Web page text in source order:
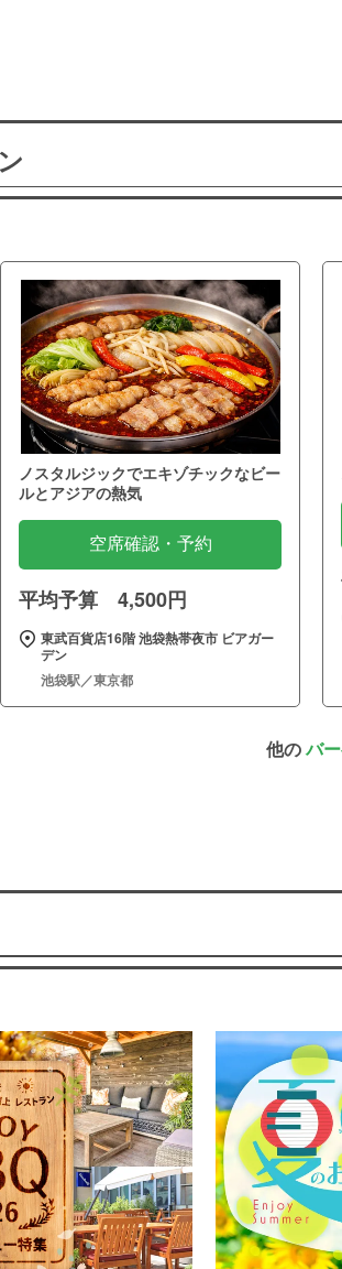
ノスタルジックでエキゾチックなビー
ルとアジアの熱気
空席確認・予約
平均予算 4,500円
東武百貨店16階 池袋熱帯夜市 ビアガー
デン
池袋駅／東京都
他のバ